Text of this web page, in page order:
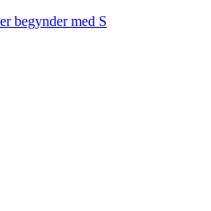
begynder med S